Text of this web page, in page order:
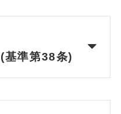
基準第38条)